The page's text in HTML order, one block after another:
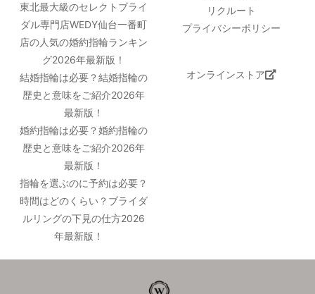
東北最大級のセレクトブライ
ダル専門店WEDY仙台一番町
店の人気の婚約指輪ランキン
グ2026年最新版！
結婚指輪は必要？結婚指輪の
歴史と意味をご紹介2026年
最新版！
婚約指輪は必要？婚約指輪の
歴史と意味をご紹介2026年
最新版！
指輪を選ぶのに予約は必要？
時間はどのくらい？ブライダ
ルリングの下見の仕方2026
年最新版！
リクルート
プライバシーポリシー
オンラインストア